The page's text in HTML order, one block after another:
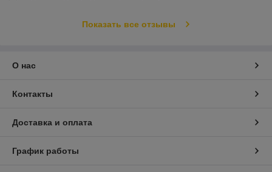
Показать все отзывы
О нас
Контакты
Доставка и оплата
График работы